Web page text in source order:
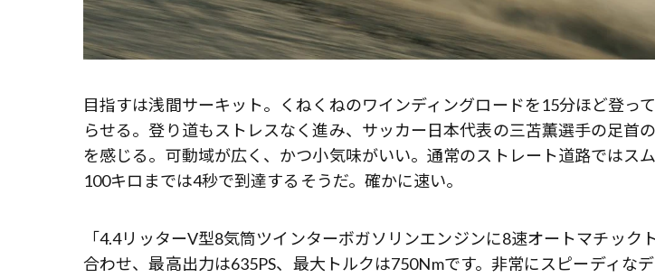
目指すは浅間サーキット。くねくねのワインディングロードを15分ほど登っ
らせる。登り道もストレスなく進み、サッカー日本代表の三苫薫選手の足首
を感じる。可動域が広く、かつ小気味がいい。通常のストレート道路ではス
100キロまでは4秒で到達するそうだ。確かに速い。
「4.4リッターV型8気筒ツインターボガソリンエンジンに8速オートマチック
合わせ、最高出力は635PS、最大トルクは750Nmです。非常にスピーディなデ